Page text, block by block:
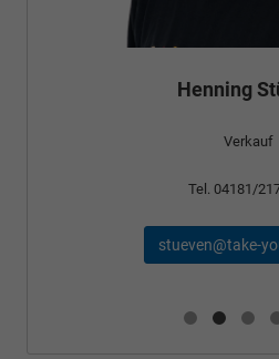
Henning Stüven
Tel. 04181/2176-18
stueven@take-your-car.de